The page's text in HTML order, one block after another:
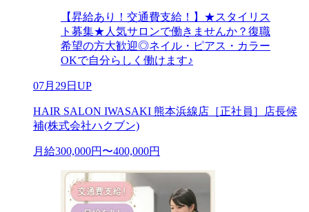
【昇給あり！交通費支給！】★スタイリス
ト募集★人気サロンで働きませんか？復職
希望の方大歓迎◎ネイル・ピアス・カラー
OKで自分らしく働けます♪
07月29日UP
HAIR SALON IWASAKI 熊本浜線店［正社員］店長候
補(株式会社ハクブン)
月給300,000円〜400,000円